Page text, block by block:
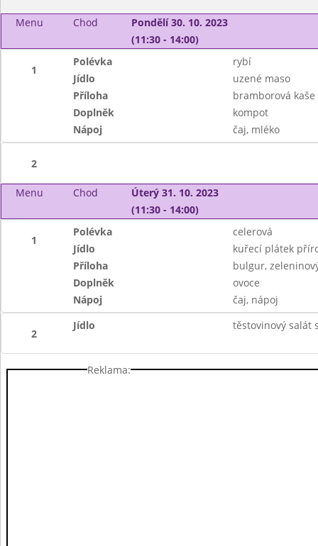
Menu Chod
Pondělí 30. 10. 2023
(11:30 - 14:00)
1
Polévka
rybí
Jídlo
uzené maso
Příloha
bramborová kaše
Doplněk
kompot
Nápoj
čaj, mléko
2
Menu Chod
Úterý 31. 10. 2023
(11:30 - 14:00)
1
Polévka
celerová
Jídlo
kuřecí plátek
Příloha
bulgur,
Doplněk
ovoce
Nápoj
čaj, nápoj
2
Jídlo těstovinový salát
Reklama: